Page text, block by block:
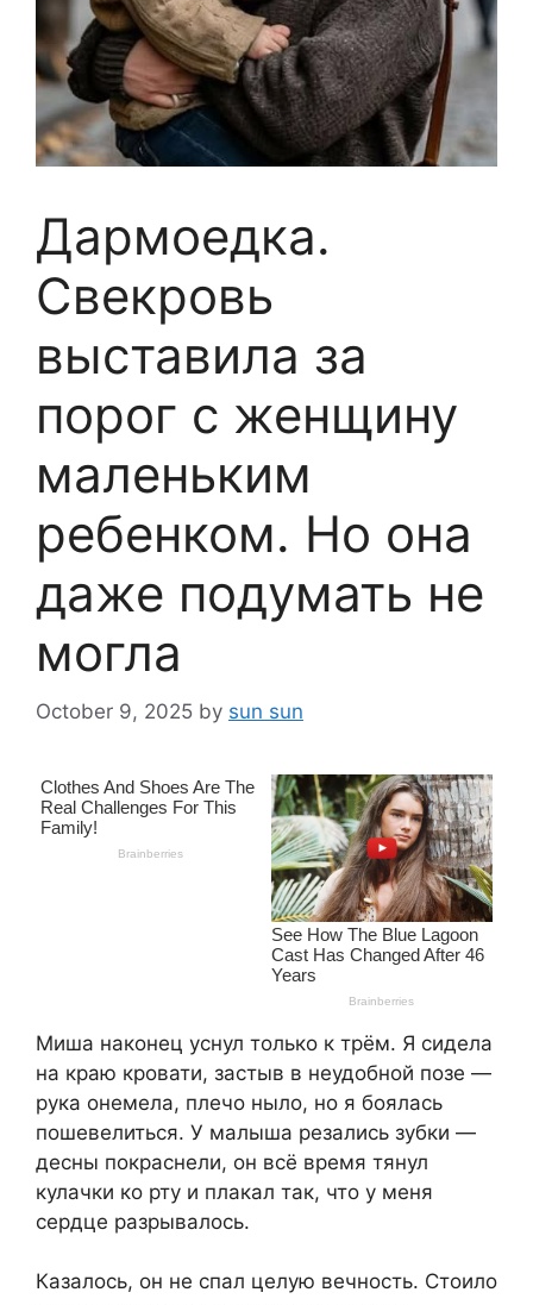
Дармоедка.
Свекровь
выставила за
порог с женщину
маленьким
ребенком. Но она
даже подумать не
могла
October 9, 2025 by sun sun
Миша наконец уснул только к трём. Я сидела
на краю кровати, застыв в неудобной позе —
рука онемела, плечо ныло, но я боялась
пошевелиться. У малыша резались зубки —
десны покраснели, он всё время тянул
кулачки ко рту и плакал так, что у меня
сердце разрывалось.
Казалось, он не спал целую вечность. Стоило